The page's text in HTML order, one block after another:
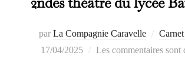
par La Compagnie Caravelle
17/04/2025 Les commentaires sont